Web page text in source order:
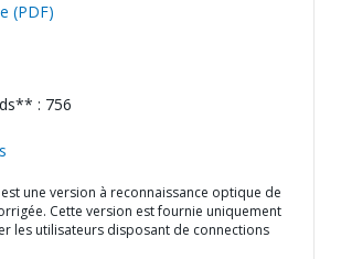
(PDF)
: 756
une version à reconnaissance optique de
Cette version est fournie uniquement
les utilisateurs disposant de connections